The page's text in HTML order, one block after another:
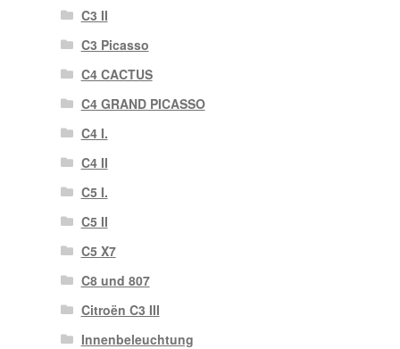
C3 II
C3 Picasso
C4 CACTUS
C4 GRAND PICASSO
C4 I.
C4 II
C5 I.
C5 II
C5 X7
C8 und 807
Citroën C3 III
Innenbeleuchtung